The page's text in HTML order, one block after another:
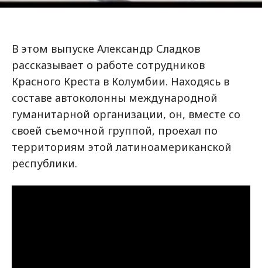
В этом выпуске Александр Сладков
рассказывает о работе сотрудников
Красного Креста в Колумбии. Находясь в
составе автоколонны международной
гуманитарной организации, он, вместе со
своей съемочной группой, проехал по
территориям этой латиноамериканской
республики.